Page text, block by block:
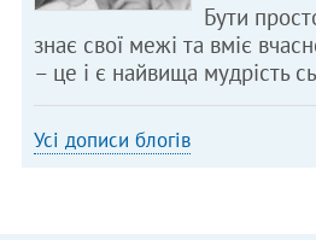
Бути
знає свої межі та вміє
– це і є найвища мудрість
Усі дописи блогів